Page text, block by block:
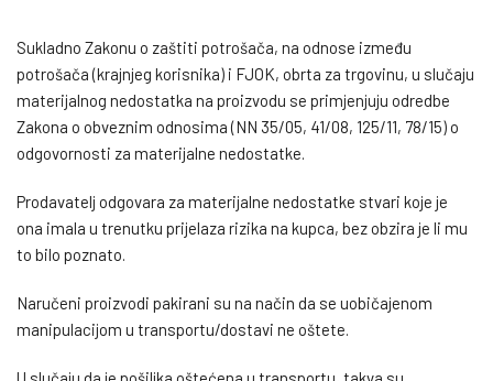
Sukladno Zakonu o zaštiti potrošača, na odnose između
potrošača (krajnjeg korisnika) i FJOK, obrta za trgovinu, u slučaju
materijalnog nedostatka na proizvodu se primjenjuju odredbe
Zakona o obveznim odnosima (NN 35/05, 41/08, 125/11, 78/15) o
odgovornosti za materijalne nedostatke.
Prodavatelj odgovara za materijalne nedostatke stvari koje je
ona imala u trenutku prijelaza rizika na kupca, bez obzira je li mu
to bilo poznato.
Naručeni proizvodi pakirani su na način da se uobičajenom
manipulacijom u transportu/dostavi ne oštete.